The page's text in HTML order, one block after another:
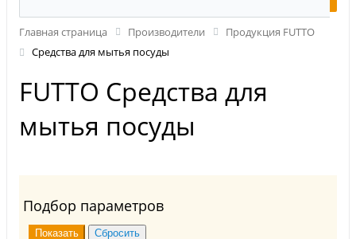
Главная страница Производители
Продукция FUTTO
Средства для мытья посуды
FUTTO Средства для
мытья посуды
Подбор параметров